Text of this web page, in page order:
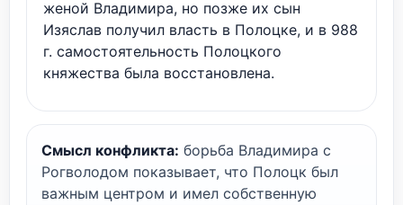
женой Владимира, но позже их сын
Изяслав получил власть в Полоцке, и в 988
г. самостоятельность Полоцкого
княжества была восстановлена.
Смысл конфликта: борьба Владимира с
Рогволодом показывает, что Полоцк был
важным центром и имел собственную